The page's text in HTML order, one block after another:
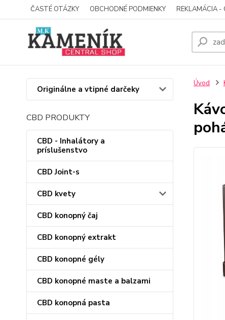
ČASTÉ OTÁZKY OBCHODNÉ PODMIENKY REKLAMÁCIA -
Originálne a vtipné darčeky
CBD PRODUKTY
CBD - Inhalátory a
príslušenstvo
CBD Joint-s
CBD kvety
CBD konopný čaj
CBD konopný extrakt
CBD konopné gély
CBD konopné maste a balzami
CBD konopná pasta
Úvod